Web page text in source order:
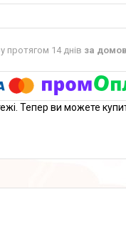
протягом 14 днів за
Тепер ви можете